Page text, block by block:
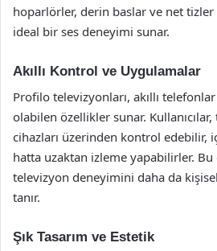
hoparlörler, derin baslar ve net
ideal bir ses deneyimi sunar.
Akıllı Kontrol ve Uygulamalar
Profilo televizyonları, akıllı
olabilen özellikler sunar.
cihazları üzerinden kontrol edebilir,
hatta uzaktan izleme yapabilirler. Bu
televizyon deneyimini daha da
tanır.
Şık Tasarım ve Estetik